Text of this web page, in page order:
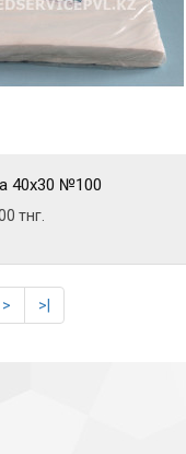
40х30 №100
тнг.
> >|